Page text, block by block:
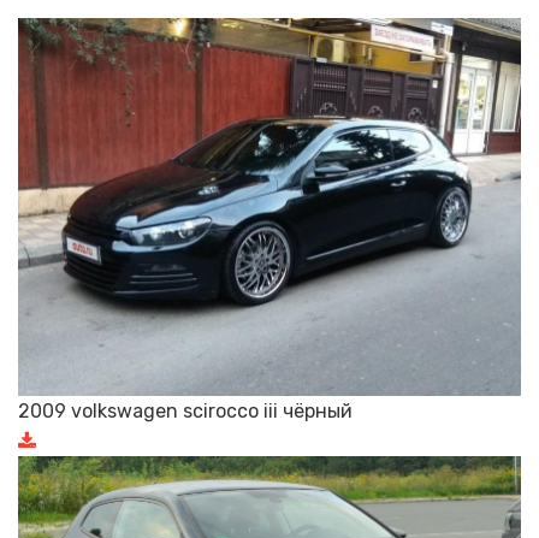
2009 volkswagen scirocco iii чёрный